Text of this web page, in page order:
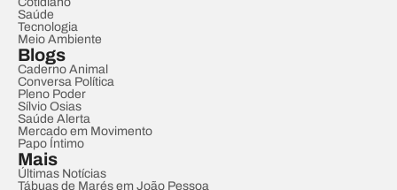
Saúde
Tecnologia
Meio Ambiente
Blogs
Caderno Animal
Conversa Política
Pleno Poder
Sílvio Osias
Saúde Alerta
Mercado em Movimento
Papo Íntimo
Mais
Últimas Notícias
Tábuas de Marés em João Pessoa